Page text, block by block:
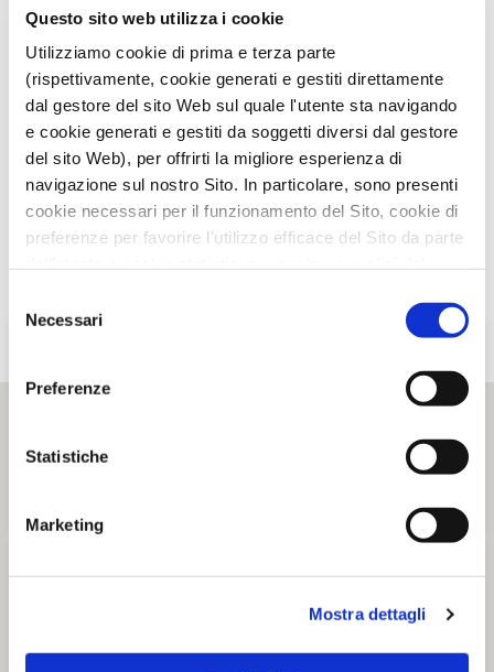
Questo sito web utilizza i cookie
Utilizziamo cookie di prima e terza parte
(rispettivamente, cookie generati e gestiti direttamente
dal gestore del sito Web sul quale l'utente sta navigando
e cookie generati e gestiti da soggetti diversi dal gestore
del sito Web), per offrirti la migliore esperienza di
navigazione sul nostro Sito. In particolare, sono presenti
cookie necessari per il funzionamento del Sito, cookie di
preferenze per favorire l'utilizzo efficace del Sito da parte
categorie di cookie accettare.
Per maggiori informazioni, consulta le nostre pagine
delNecessari
Preferenze
Statistiche
Marketing
Mostra dettagli
TI È PIACIUTO IL POST?CONDIVIDI!